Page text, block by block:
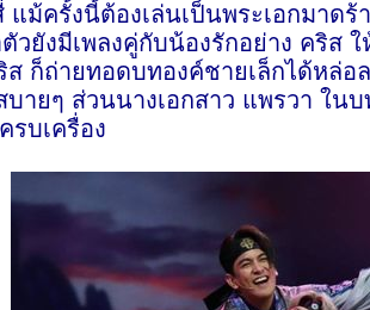
ม้ครั้งนี้ต้องเล่นเป็นพระเอกมาด
วยังมีเพลงคู่กับน้องรักอย่าง คริส
ส ก็ถ่ายทอดบทองค์ชายเล็กได้หล่
ายๆ ส่วนนางเอกสาว แพรวา ใน
รบเครื่อง